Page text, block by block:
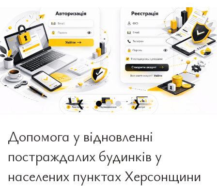
❮ ❯
Допомога у відновленні
постраждалих будинків у
населених пунктах Херсонщини